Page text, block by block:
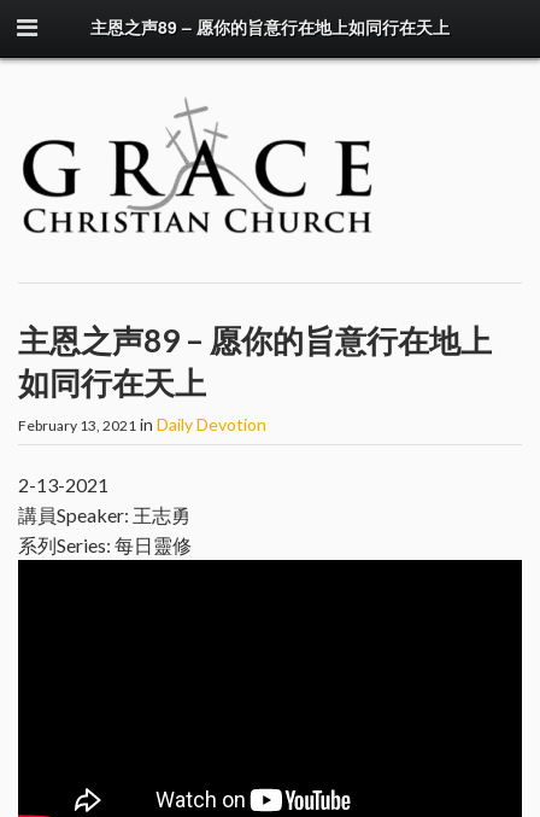
主恩之声89 – 愿你的旨意行在地上如同行在天上
主恩之声89 – 愿你的旨意行在地上
如同行在天上
February 13, 2021 in Daily Devotion
2-13-2021
講員Speaker: 王志勇
系列Series: 每日靈修